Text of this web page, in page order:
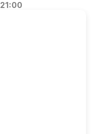
21:00